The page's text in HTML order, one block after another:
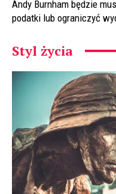
Andy Burnham będzie
podatki lub ograniczyć
Styl życia